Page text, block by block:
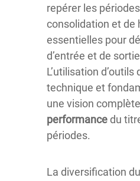
repérer les
consolidation et de
essentielles pour
d’entrée et de
L’utilisation d’outils
technique et
une vision
performance du
périodes.
La diversification du